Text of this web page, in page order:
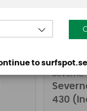
fr.
Severne
430
to surfspot.se